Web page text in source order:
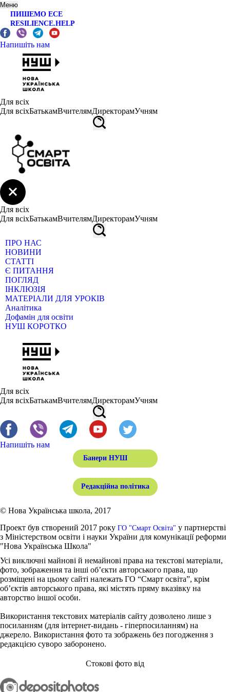
Меню
ПИШЕМО ЕСЕ
RESILIENCE.HELP
Напишіть нам
Для всіх
Для всіхБатькамВчителямДиректорамУчням
Для всіх
Для всіхБатькамВчителямДиректорамУчням
ПРО НАС
НОВИНИ
СТАТТІ
Є ПИТАННЯ
ПОГЛЯД
ІНКЛЮЗІЯ
МАТЕРІАЛИ ДЛЯ УРОКІВ
Аналітика
Дофамін для освіти
НУШ КОРОТКО
Для всіх
Для всіхБатькамВчителямДиректорамУчням
Напишіть нам
Банери НУШ
Редакційна політика
© Нова Українська школа, 2017
Проект був створений 2017 року ГО "Смарт Освіта" у партнерстві
з Міністерством освіти і науки України для комунікації реформи
"Нова Українська Школа"
Усі виключні майнові й немайнові права на текстові матеріали,
фото, зображення та інші об’єкти авторського права, що
розміщені на цьому сайті належать ГО “Смарт освіта”, крім
об’єктів авторського права, які містять пряму вказівку на
авторство іншої особи.
Використання текстових матеріалів сайту дозволено лише з
посиланням (для інтернет-видань - гіперпосиланням) на
джерело. Використання фото та зображень без погодження з
редакцією суворо заборонено.
Стокові фото від